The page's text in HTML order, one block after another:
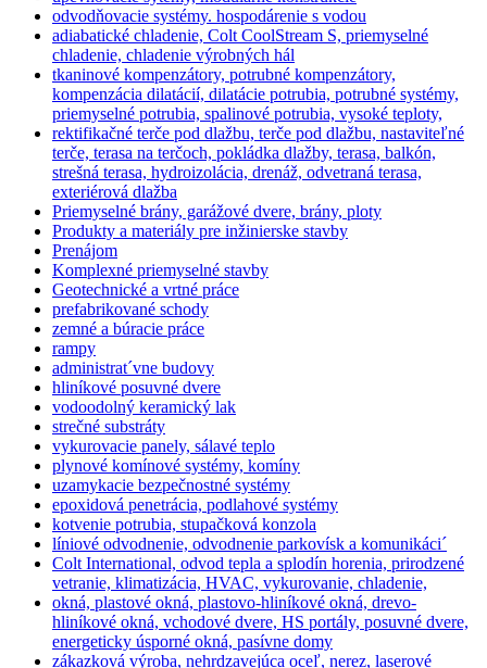
odvodňovacie systémy. hospodárenie s vodou
adiabatické chladenie, Colt CoolStream S, priemyselné
chladenie, chladenie výrobných hál
tkaninové kompenzátory, potrubné kompenzátory,
kompenzácia dilatácií, dilatácie potrubia, potrubné systémy,
priemyselné potrubia, spalinové potrubia, vysoké teploty,
rektifikačné terče pod dlažbu, terče pod dlažbu, nastaviteľné
terče, terasa na terčoch, pokládka dlažby, terasa, balkón,
strešná terasa, hydroizolácia, drenáž, odvetraná terasa,
exteriérová dlažba
Priemyselné brány, garážové dvere, brány, ploty
Produkty a materiály pre inžinierske stavby
Prenájom
Komplexné priemyselné stavby
Geotechnické a vrtné práce
prefabrikované schody
zemné a búracie práce
rampy
administrat´vne budovy
hliníkové posuvné dvere
vodoodolný keramický lak
strečné substráty
vykurovacie panely, sálavé teplo
plynové komínové systémy, komíny
uzamykacie bezpečnostné systémy
epoxidová penetrácia, podlahové systémy
kotvenie potrubia, stupačková konzola
líniové odvodnenie, odvodnenie parkovísk a komunikáci´
Colt International, odvod tepla a splodín horenia, prirodzené
vetranie, klimatizácia, HVAC, vykurovanie, chladenie,
okná, plastové okná, plastovo-hliníkové okná, drevo-
hliníkové okná, vchodové dvere, HS portály, posuvné dvere,
energeticky úsporné okná, pasívne domy
zákazková výroba, nehrdzavejúca oceľ, nerez, laserové